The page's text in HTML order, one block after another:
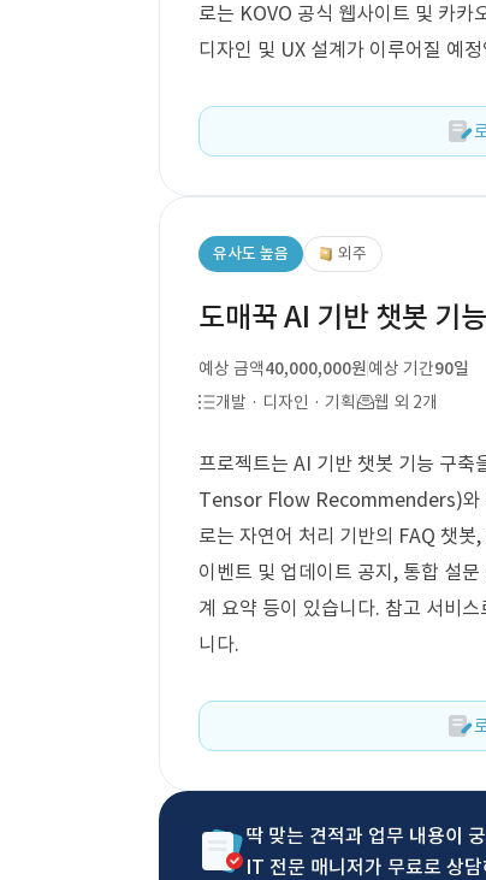
로는 KOVO 공식 웹사이트 및 카카
디자인 및 UX 설계가 이루어질 예
유사도 높음 외주
도매꾹 AI 기반 챗봇 기
예상 금액40,000,000원예상 기간90일
개발 · 디자인 · 기획
웹 외 2개
프로젝트는 AI 기반 챗봇 기능 구
Tensor Flow Recommenders)와
로는 자연어 처리 기반의 FAQ 챗
이벤트 및 업데이트 공지, 통합 설
계 요약 등이 있습니다. 참고 서비
니다.
딱 맞는 견적과 업무 내용이
IT 전문 매니저가 무료로 상